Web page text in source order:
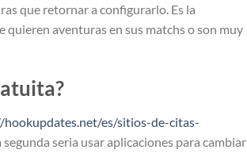
que retornar a configurarlo. Es la
aventuras en sus matchs o son muy
es/sitios-de-citas-
seri­a usar aplicaciones para cambiar